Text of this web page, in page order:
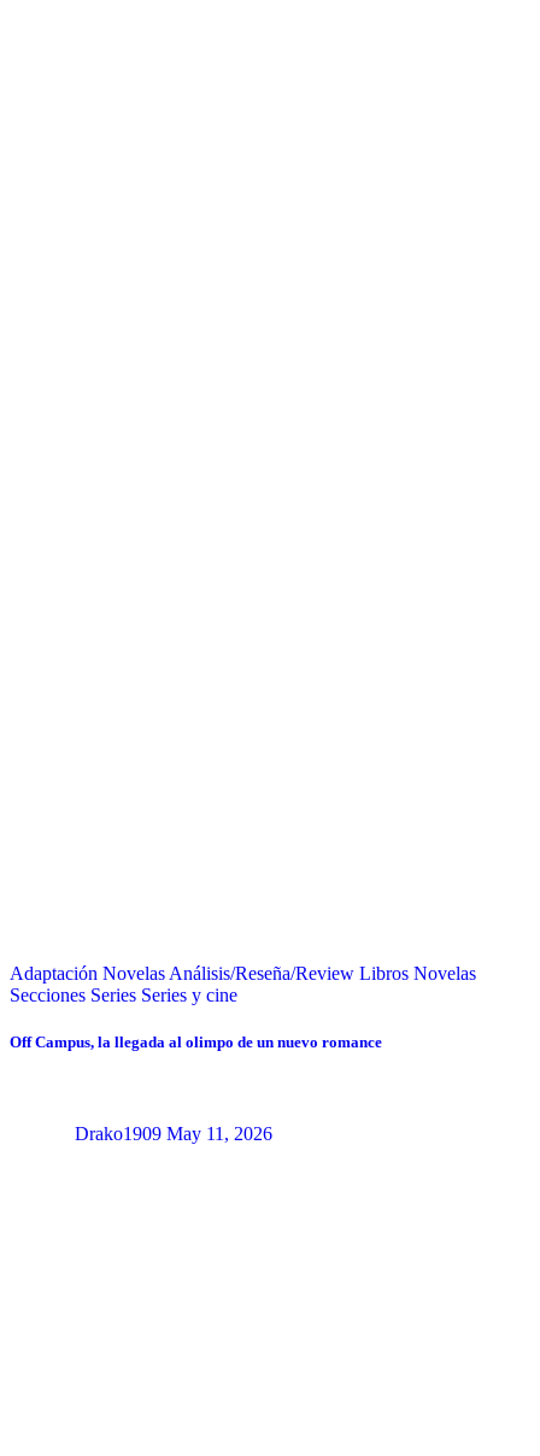
Adaptación Novelas Análisis/Reseña/Review Libros Novelas
Secciones Series Series y cine
Off Campus, la llegada al olimpo de un nuevo romance
Drako1909 May 11, 2026